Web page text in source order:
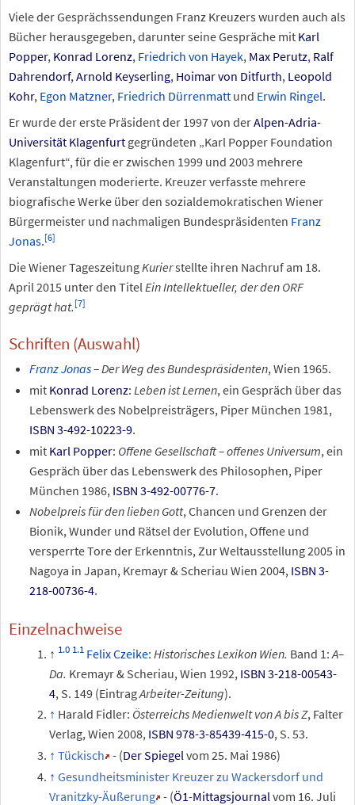
Viele der Gesprächssendungen Franz Kreuzers wurden auch als
Bücher herausgegeben, darunter seine Gespräche mit Karl
Popper, Konrad Lorenz, Friedrich von Hayek, Max Perutz, Ralf
Dahrendorf,Arnold Keyserling, Hoimar von Ditfurth, Leopold
Kohr, Egon Matzner, Friedrich Dürrenmatt und Erwin Ringel.
Er wurde der erste Präsident der 1997 von derAlpen-Adria-
Universität Klagenfurt gegründeten „Karl Popper Foundation
Klagenfurt“, für die er zwischen 1999 und 2003 mehrere
Veranstaltungen moderierte. Kreuzer verfasste mehrere
biografische Werke über den sozialdemokratischen Wiener
Bürgermeister und nachmaligen Bundespräsidenten Franz
Jonas.[6]
Die Wiener TageszeitungKurierstellte ihren Nachruf am 18.
April 2015 unter den TitelEin Intellektueller, der den ORF
geprägt hat. [7]
Schriften (Auswahl)
Franz Jonas– Der Weg des Bundespräsidenten, Wien 1965.
mit Konrad Lorenz: Leben ist Lernen, ein Gespräch über das
Lebenswerk des Nobelpreisträgers, Piper München 1981,
ISBN 3-492-10223-9.
mit Karl Popper: Offene Gesellschaft – offenes Universum, ein
Gespräch über das Lebenswerk des Philosophen, Piper
München 1986, ISBN 3-492-00776-7.
Nobelpreis für den lieben Gott, Chancen und Grenzen der
Bionik, Wunder und Rätsel der Evolution, Offene und
versperrte Tore der Erkenntnis, Zur Weltausstellung 2005 in
Nagoya in Japan, Kremayr & Scheriau Wien 2004, ISBN 3-
218-00736-4.
Einzelnachweise
Felix Czeike:Historisches Lexikon Wien. Band 1:A–
Da. Kremayr & Scheriau, Wien 1992, ISBN 3-218-00543-
4, S. 149 (EintragArbeiter-Zeitung).
Harald Fidler: Österreichs Medienwelt von A bis Z, Falter
Verlag, Wien 2008, ISBN 978-3-85439-415-0, S. 53.
Tückisch - (Der Spiegel vom 25. Mai 1986)
Gesundheitsminister Kreuzer zu Wackersdorf und
Vranitzky-Äußerung - (Ö1-Mittagsjournal vom 16. Juli